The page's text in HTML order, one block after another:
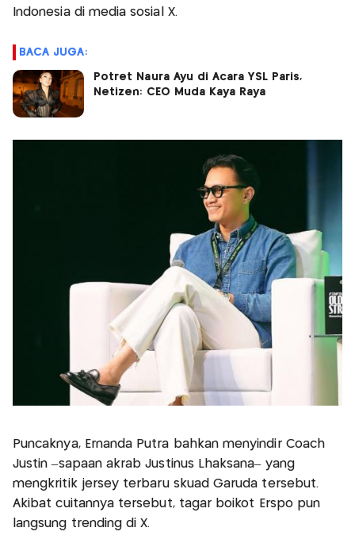
Indonesia di media sosial X.
BACA JUGA:
Potret Naura Ayu di Acara YSL Paris,
Netizen: CEO Muda Kaya Raya
Puncaknya, Ernanda Putra bahkan menyindir Coach
Justin –sapaan akrab Justinus Lhaksana– yang
mengkritik jersey terbaru skuad Garuda tersebut.
Akibat cuitannya tersebut, tagar boikot Erspo pun
langsung trending di X.